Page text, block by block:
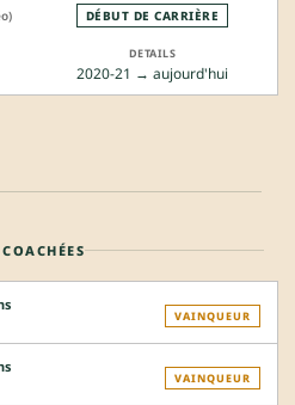
DÉBUT DE CARRIÈRE
2020-21 → aujourd'hui
VAINQUEUR
VAINQUEUR